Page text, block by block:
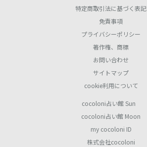
特定商取引法に基づく表記
免責事項
プライバシーポリシー
著作権、商標
お問い合わせ
サイトマップ
cookie利用について
cocoloni占い館 Sun
cocoloni占い館 Moon
my cocoloni ID
株式会社cocoloni